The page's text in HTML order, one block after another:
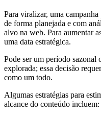
Para viralizar, uma
de forma planejada e com
alvo na web. Para aumentar
uma data estratégica.
Pode ser um período sazonal
explorada; essa decisão
como um todo.
Algumas estratégias para
alcance do conteúdo incluem: